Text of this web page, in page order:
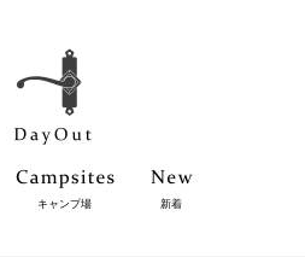
キャンプ場 新着